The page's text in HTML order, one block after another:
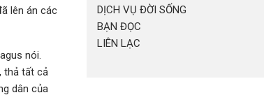
lên án các
nói.
thả tất cả
dân của
DỊCH VỤ ĐỜI SỐNG
BẠN ĐỌC
LIÊN LẠC